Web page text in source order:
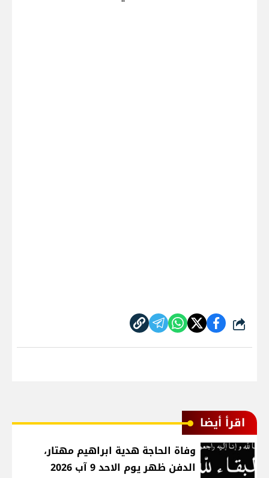
شارك
اقرأ أيضا
وفاة الحاجة هدية ابراهيم مهتار،
الدفن ظهر يوم الاحد 9 آب 2026